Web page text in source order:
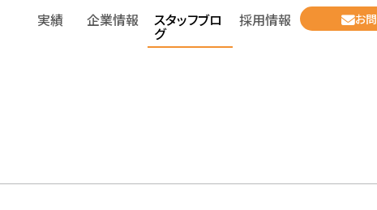
実績 企業情報 スタッフブロ
グ
採用情報 お